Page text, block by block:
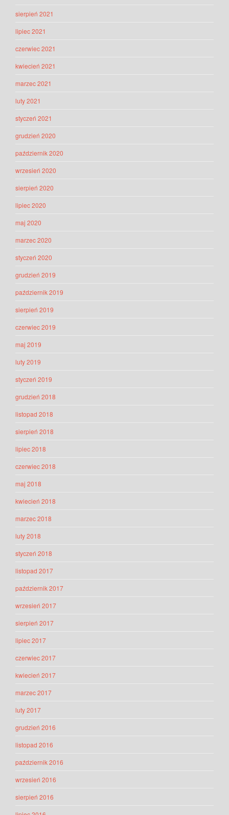
sierpień 2021
lipiec 2021
czerwiec 2021
kwiecień 2021
marzec 2021
luty 2021
styczeń 2021
grudzień 2020
październik 2020
wrzesień 2020
sierpień 2020
lipiec 2020
maj 2020
marzec 2020
styczeń 2020
grudzień 2019
październik 2019
sierpień 2019
czerwiec 2019
maj 2019
luty 2019
styczeń 2019
grudzień 2018
listopad 2018
sierpień 2018
lipiec 2018
czerwiec 2018
maj 2018
kwiecień 2018
marzec 2018
luty 2018
styczeń 2018
listopad 2017
październik 2017
wrzesień 2017
sierpień 2017
lipiec 2017
czerwiec 2017
kwiecień 2017
marzec 2017
luty 2017
grudzień 2016
listopad 2016
październik 2016
wrzesień 2016
sierpień 2016